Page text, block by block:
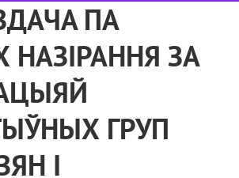
ПА
НАЗІРАННЯ ЗА
ГРУП
І